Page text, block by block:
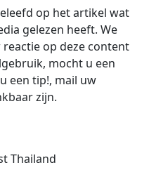
op het artikel wat
gelezen heeft. We
op deze content
mocht u een
een tip!, mail uw
zijn.
Thailand